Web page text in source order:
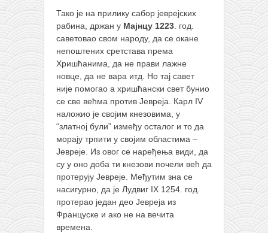
Тако је на прилику сабор јеврејских
рабина, држан у Мајнцу 1223 . год.
саветовао свом народу, да се окане
непоштених сретстава према
Хришћанима, да не прави лажне
новце, да не вара итд. Но тај савет
није помогао а хришћански свет бунио
се све већма против Јевреја. Карл IV
наложио је својим кнезовима, у
“златној були” између осталог и то да
морају трпити у својим областима –
Јевреје. Из овог се наређења види, да
су у оно доба ти кнезови почели већ да
протерују Јевреје. Међутим зна се
насигурно, да је Лудвиг IX 1254. год.
протерао један део Јевреја из
Француске и ако не на вечита
времена.